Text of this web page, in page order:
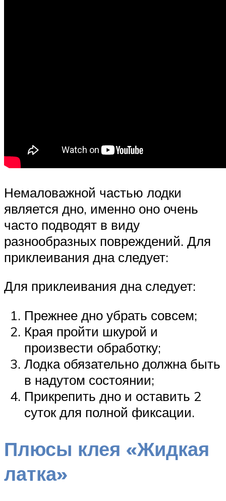
Немаловажной частью лодки
является дно, именно оно очень
часто подводят в виду
разнообразных повреждений. Для
приклеивания дна следует:
Для приклеивания дна следует:
Прежнее дно убрать совсем;
Края пройти шкурой и
произвести обработку;
Лодка обязательно должна быть
в надутом состоянии;
Прикрепить дно и оставить 2
суток для полной фиксации.
Плюсы клея «Жидкая
латка»